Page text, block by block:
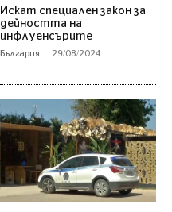
Искат специален закон за
дейността на
инфлуенсърите
България 29/08/2024